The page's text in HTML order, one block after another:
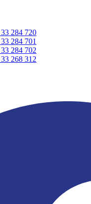
284 720
284 701
284 702
268 312